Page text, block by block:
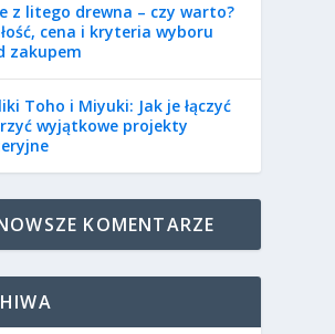
z litego drewna – czy warto?
cena i kryteria wyboru
zakupem
Toho i Miyuki: Jak je łączyć
wyjątkowe projekty
KOMENTARZE